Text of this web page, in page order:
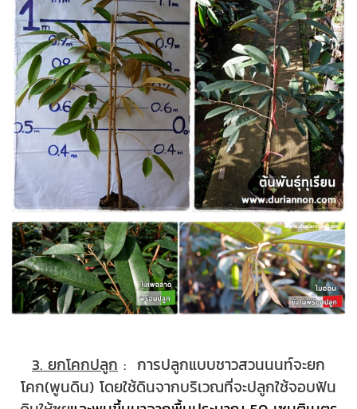
3. ยกโคกปลูก : การปลูกแบบชาวสวนนนท์จะยก
โคก(พูนดิน) โดยใช้ดินจากบริเวณที่จะปลูกใช้จอบฟัน